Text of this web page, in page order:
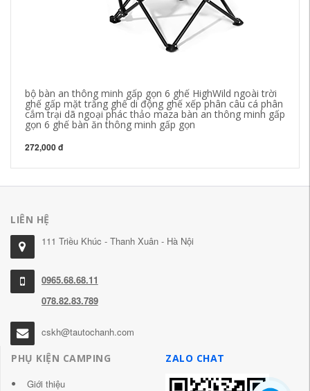
bộ bàn an thông minh gấp gọn 6 ghế HighWild ngoài trời
ghế gấp mặt trăng ghế di động ghế xếp phân câu cá phân
cắm trại dã ngoại phác thảo maza bàn an thông minh gấp
gọn 6 ghế bàn ăn thông minh gấp gọn
272,000 đ
LIÊN HỆ
111 Triều Khúc - Thanh Xuân - Hà Nội
0965.68.68.11
078.82.83.789
cskh@tautochanh.com
PHỤ KIỆN CAMPING
Giới thiệu
ZALO CHAT